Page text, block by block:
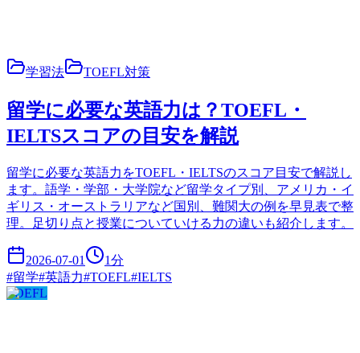
学習法 TOEFL対策
留学に必要な英語力は？TOEFL・
IELTSスコアの目安を解説
留学に必要な英語力をTOEFL・IELTSのスコア目安で解説し
ます。語学・学部・大学院など留学タイプ別、アメリカ・イ
ギリス・オーストラリアなど国別、難関大の例を早見表で整
理。足切り点と授業についていける力の違いも紹介します。
2026-07-01 1分
#留学#英語力#TOEFL#IELTS
TOEFL